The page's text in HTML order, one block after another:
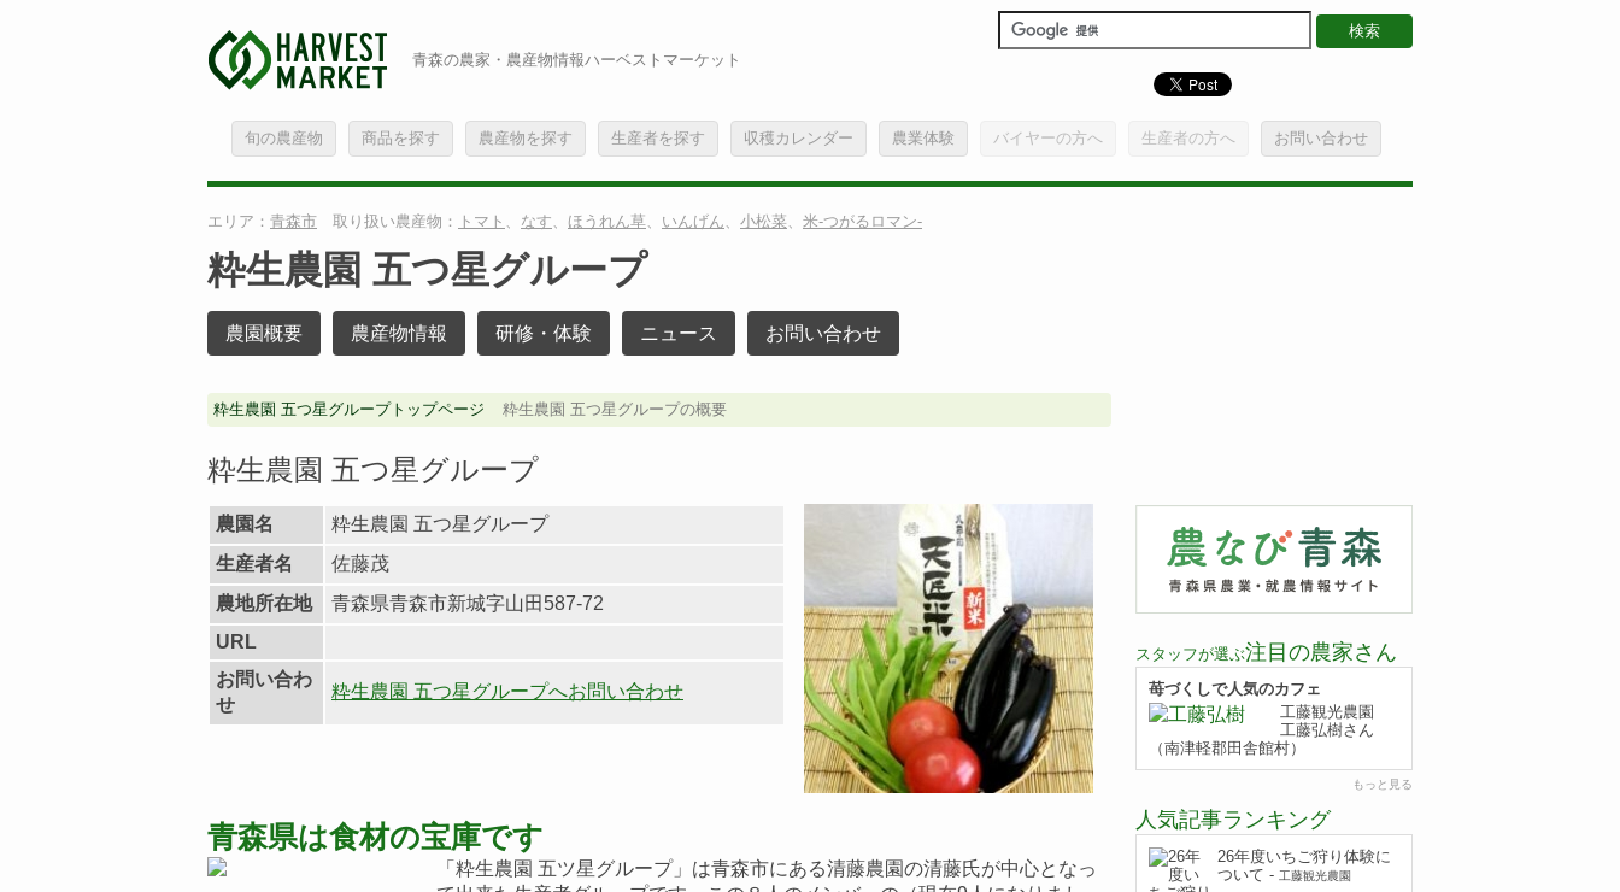
青森の農家・農産物情報ハーベストマーケット
旬の農産物 商品を探す 農産物を探す 生産者を探す 収穫カレンダー 農業体験 バイヤーの方へ 生産者の方へ お問い合わせ
エリア： 青森市 取り扱い農産物： トマト 、 なす、 ほうれん草、 いんげん、 小松菜、 米-つがるロマン-
粋生農園 五つ星グループ
農園概要 農産物情報 研修・体験 ニュース お問い合わせ
粋生農園 五つ星グループトップページ 粋生農園 五つ星グループの概要
粋生農園 五つ星グループ
農園名
粋生農園 五つ星グループ
生産者名
佐藤茂
農地所在地
青森県青森市新城字山田587-72
URL
お問い合わ
せ
粋生農園 五つ星グループへお問い合わせ
青森県は食材の宝庫です
「粋生農園 五ツ星グループ」は青森市にある清藤農園の清藤氏が中心となっ
スタッフが選ぶ注目の農家さん
苺づくしで人気のカフェ
工藤観光農園
工藤弘樹さん
（南津軽郡田舎館村）
もっと見る
人気記事ランキング
26年度いちご狩り体験に
ついて - 工藤観光農園